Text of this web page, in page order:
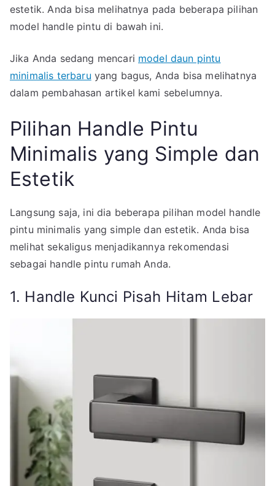
estetik. Anda bisa melihatnya pada beberapa pilihan
model handle pintu di bawah ini.
Jika Anda sedang mencari model daun pintu
minimalis terbaru yang bagus, Anda bisa melihatnya
dalam pembahasan artikel kami sebelumnya.
Pilihan Handle Pintu
Minimalis yang Simple dan
Estetik
Langsung saja, ini dia beberapa pilihan model handle
pintu minimalis yang simple dan estetik. Anda bisa
melihat sekaligus menjadikannya rekomendasi
sebagai handle pintu rumah Anda.
1. Handle Kunci Pisah Hitam Lebar